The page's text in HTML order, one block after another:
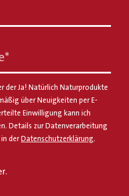
*
der Ja! Natürlich Naturprodukte
über Neuigkeiten per E-
Einwilligung kann ich
Details zur Datenverarbeitung
in derDatenschutzerklärung.